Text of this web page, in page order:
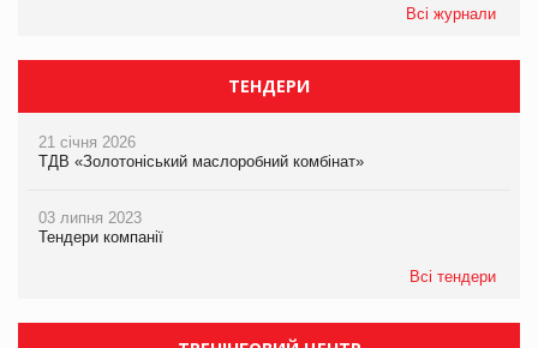
Всі журнали
ТЕНДЕРИ
21 січня 2026
ТДВ «Золотоніський маслоробний комбінат»
03 липня 2023
Тендери компанії
Всі тендери